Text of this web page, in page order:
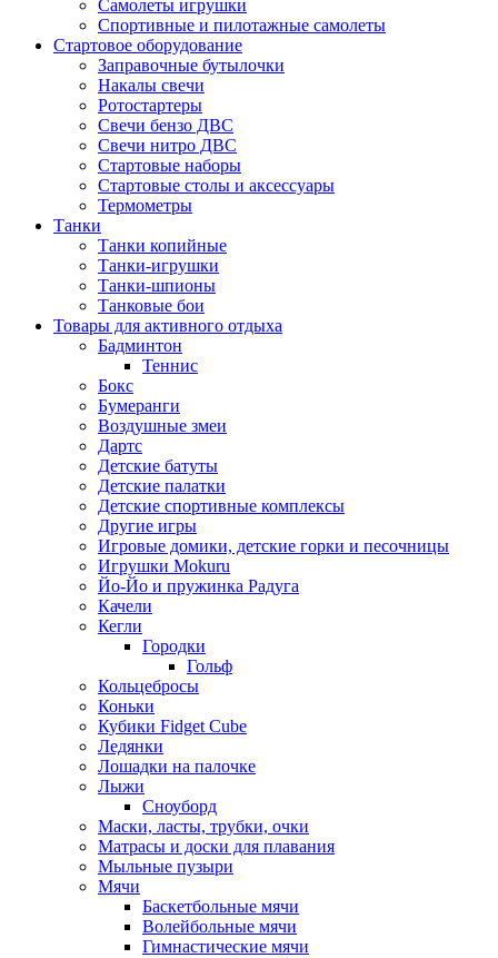
Самолеты игрушки
Спортивные и пилотажные самолеты
Стартовое оборудование
Заправочные бутылочки
Накалы свечи
Ротостартеры
Свечи бензо ДВС
Свечи нитро ДВС
Стартовые наборы
Стартовые столы и аксессуары
Термометры
Танки
Танки копийные
Танки-игрушки
Танки-шпионы
Танковые бои
Товары для активного отдыха
Бадминтон
Теннис
Бокс
Бумеранги
Воздушные змеи
Дартс
Детские батуты
Детские палатки
Детские спортивные комплексы
Другие игры
Игровые домики, детские горки и песочницы
Игрушки Mokuru
Йо-Йо и пружинка Радуга
Качели
Кегли
Городки
Гольф
Кольцебросы
Коньки
Кубики Fidget Cube
Ледянки
Лошадки на палочке
Лыжи
Сноуборд
Маски, ласты, трубки, очки
Матрасы и доски для плавания
Мыльные пузыри
Мячи
Баскетбольные мячи
Волейбольные мячи
Гимнастические мячи